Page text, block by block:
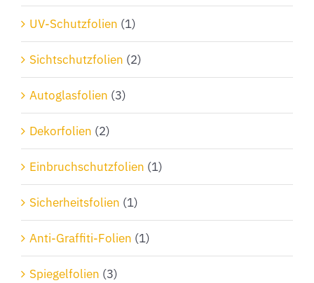
Produktseite
gewählt
werden
UV-Schutzfolien (1)
Sichtschutzfolien (2)
Autoglasfolien (3)
Dekorfolien (2)
Einbruchschutzfolien (1)
Sicherheitsfolien (1)
Anti-Graffiti-Folien (1)
Spiegelfolien (3)